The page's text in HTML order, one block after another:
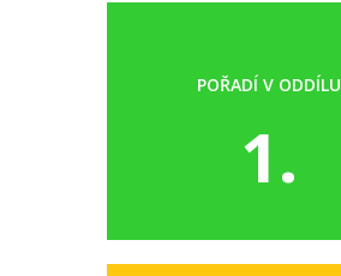
POŘADÍ V ODDÍLU
1.